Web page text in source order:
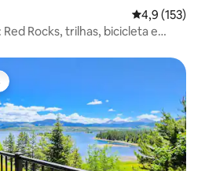
4,9 de uma
4,9 (153)
Rocks, trilhas, bicicleta e